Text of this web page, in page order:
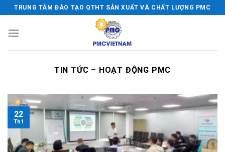
qua
nội
TRUNG TÂM ĐÀO TẠO QTHT SẢN XUẤT VÀ CHẤT LƯỢNG PMC
TIN TỨC – HOẠT ĐỘNG PMC
22
Th1